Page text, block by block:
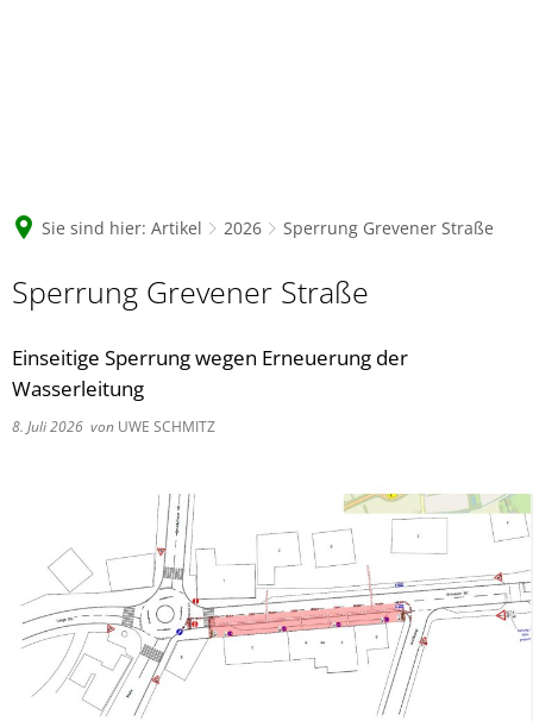
Sie sind hier: Artikel 2026 Sperrung Grevener Straße
Sperrung Grevener Straße
Einseitige Sperrung wegen Erneuerung der
Wasserleitung
8. Juli 2026 von UWE SCHMITZ